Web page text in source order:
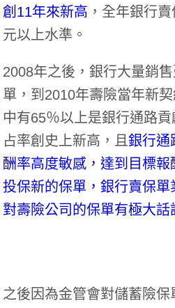
創11年來新高 ，全年銀行
元以上水準。
2008年之後，銀行大量銷
單，到2010年壽險當年新
中有65％以上是銀行通路貢
占率創史上新高，且銀行通
酬率高度敏感，達到目標
投保新的保單，銀行賣保
對壽險公司的保單有極大話
之後因為金管會對儲蓄險